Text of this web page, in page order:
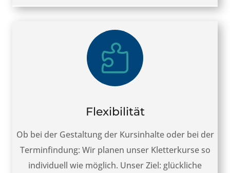

Flexibilität
Ob bei der Gestaltung der Kursinhalte oder bei der
Terminfindung: Wir planen unser Kletterkurse so
individuell wie möglich. Unser Ziel: glückliche